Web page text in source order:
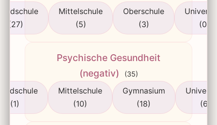
(27)
Mittelschule
(5)
Oberschule
(3)
(0)
Psychische Gesundheit
(negativ)
(35)
(1)
Mittelschule
(10)
Gymnasium
(18)
(6)